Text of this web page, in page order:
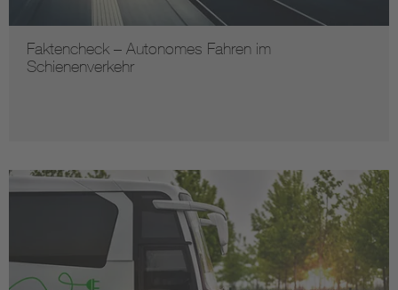
Faktencheck – Autonomes Fahren im
Schienenverkehr